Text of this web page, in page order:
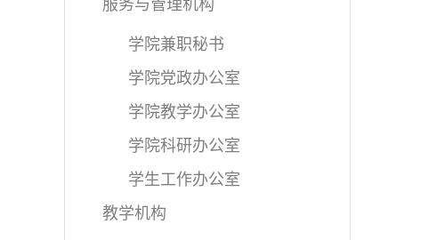
服务与管理机构
学院兼职秘书
学院党政办公室
学院教学办公室
学院科研办公室
学生工作办公室
教学机构